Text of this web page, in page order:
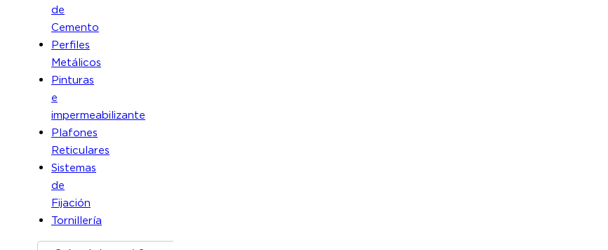
de
Cemento
Perfiles
Metálicos
Pinturas
e
impermeabilizante
Plafones
Reticulares
Sistemas
de
Fijación
Tornillería